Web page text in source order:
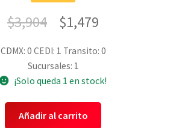
$3,904 $1,479
CDMX: 0 CEDI: 1 Transito: 0
Sucursales: 1
¡Solo queda 1 en stock!
Añadir al carrito